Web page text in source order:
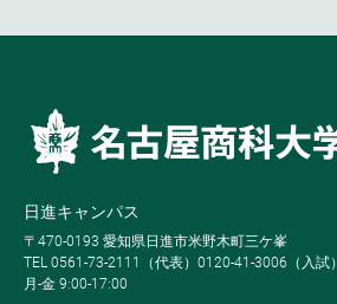
日進キャンパス
〒470-0193 愛知県日進市米野木町三ケ峯
TEL 0561-73-2111（代表）0120-41-3006（入試）
月-金 9:00-17:00